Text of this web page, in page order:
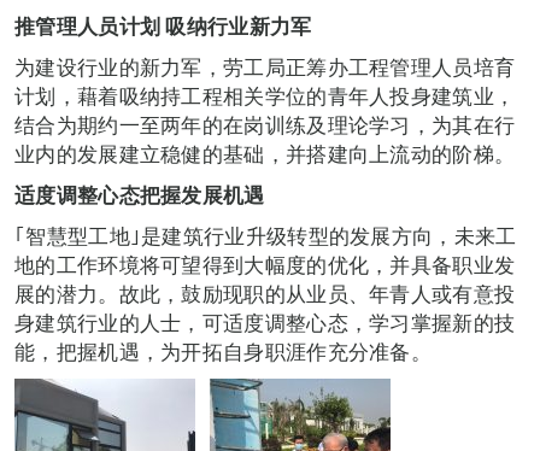
推管理人员计划 吸纳行业新力军
为建设行业的新力军，劳工局正筹办工程管理人员培育
计划，藉着吸纳持工程相关学位的青年人投身建筑业，
结合为期约一至两年的在岗训练及理论学习，为其在行
业内的发展建立稳健的基础，并搭建向上流动的阶梯。
适度调整心态把握发展机遇
｢智慧型工地｣是建筑行业升级转型的发展方向，未来工
地的工作环境将可望得到大幅度的优化，并具备职业发
展的潜力。故此，鼓励现职的从业员、年青人或有意投
身建筑行业的人士，可适度调整心态，学习掌握新的技
能，把握机遇，为开拓自身职涯作充分准备。